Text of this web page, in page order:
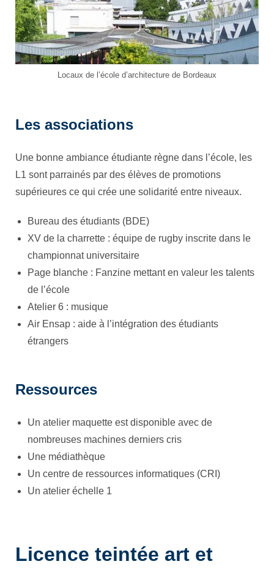
Locaux de l’école d’architecture de Bordeaux
Les associations
Une bonne ambiance étudiante règne dans l’école, les
L1 sont parrainés par des élèves de promotions
supérieures ce qui crée une solidarité entre niveaux.
Bureau des étudiants (BDE)
XV de la charrette : équipe de rugby inscrite dans le
championnat universitaire
Page blanche : Fanzine mettant en valeur les talents
de l’école
Atelier 6 : musique
Air Ensap : aide à l’intégration des étudiants
étrangers
Ressources
Un atelier maquette est disponible avec de
nombreuses machines derniers cris
Une médiathèque
Un centre de ressources informatiques (CRI)
Un atelier échelle 1
Licence teintée art et